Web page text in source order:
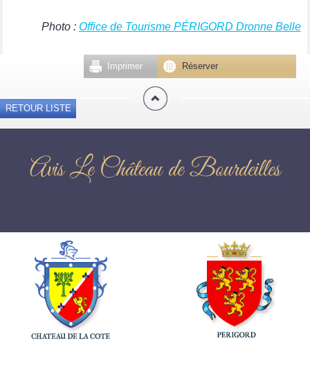
Photo : Office de Tourisme PÉRIGORD Dronne Belle
Réserver
Imprimer
RETOUR LISTE
Avis Le Château de Bourdeilles